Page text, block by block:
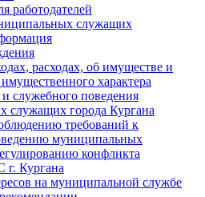
работодателей
служащих
расходах, об имуществе и
имущественного характера
служебного поведения
служащих города Кургана
требований к
муниципальных
конфликта
Кургана
на муниципальной службе